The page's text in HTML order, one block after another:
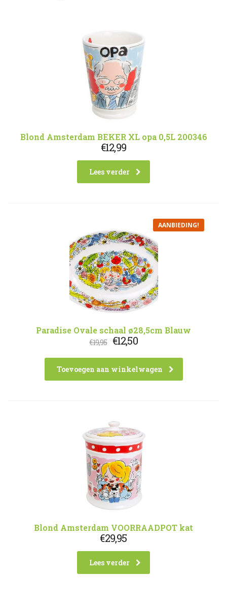
Blond Amsterdam BEKER XL opa 0,5L 200346
€12,99
Lees verder
AANBIEDING!
Paradise Ovale schaal ø28,5cm Blauw
€19,95 Oorspronkelijke
prijs
was:
€19,95.
€12,50Huidige
is:
€12,50.
Toevoegen aan winkelwagen
Blond Amsterdam VOORRAADPOT kat
€29,95
Lees verder